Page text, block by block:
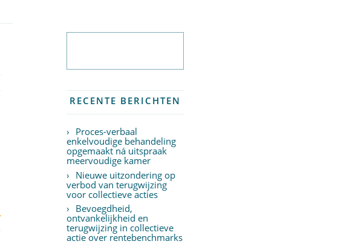
RECENTE BERICHTEN
Proces-verbaal
enkelvoudige behandeling
opgemaakt ná uitspraak
meervoudige kamer
Nieuwe uitzondering op
verbod van terugwijzing
voor collectieve acties
Bevoegdheid,
ontvankelijkheid en
terugwijzing in collectieve
actie over rentebenchmarks